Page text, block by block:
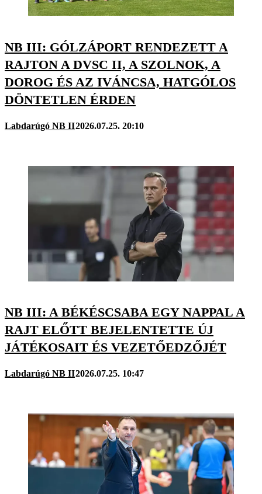
NB III: GÓLZÁPORT RENDEZETT A
RAJTON A DVSC II, A SZOLNOK, A
DOROG ÉS AZ IVÁNCSA, HATGÓLOS
DÖNTETLEN ÉRDEN
Labdarúgó NB II2026.07.25. 20:10
NB III: A BÉKÉSCSABA EGY NAPPAL A
RAJT ELŐTT BEJELENTETTE ÚJ
JÁTÉKOSAIT ÉS VEZETŐEDZŐJÉT
Labdarúgó NB II2026.07.25. 10:47